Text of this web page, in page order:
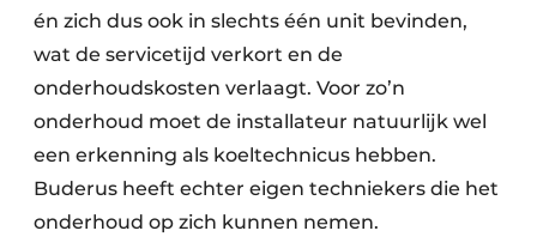
én zich dus ook in slechts één unit bevinden,
wat de servicetijd verkort en de
onderhoudskosten verlaagt. Voor zo’n
onderhoud moet de installateur natuurlijk wel
een erkenning als koeltechnicus hebben.
Buderus heeft echter eigen techniekers die het
onderhoud op zich kunnen nemen.